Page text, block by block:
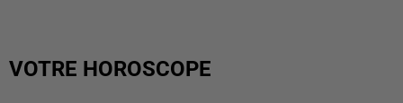
VOTRE HOROSCOPE